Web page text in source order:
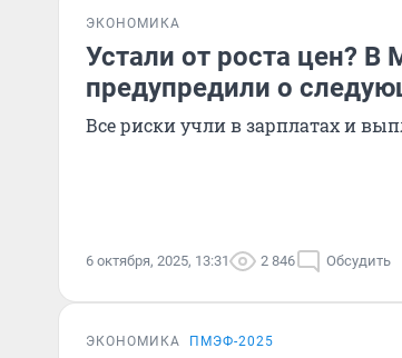
ЭКОНОМИКА
Устали от роста цен?
предупредили о
Все риски учли в зарплатах и
6 октября, 2025, 13:31 2 846 Обсудить
ЭКОНОМИКА ПМЭФ-2025